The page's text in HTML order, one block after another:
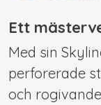
Ett
Med sin
perforerade
och